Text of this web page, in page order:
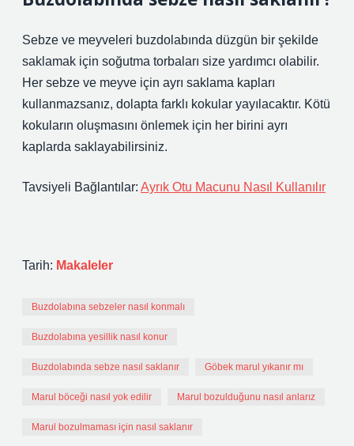
Sebze ve meyveleri buzdolabında düzgün bir şekilde
saklamak için soğutma torbaları size yardımcı olabilir.
Her sebze ve meyve için ayrı saklama kapları
kullanmazsanız, dolapta farklı kokular yayılacaktır. Kötü
kokuların oluşmasını önlemek için her birini ayrı
kaplarda saklayabilirsiniz.
Tavsiyeli Bağlantılar: Ayrık Otu Macunu Nasıl Kullanılır
Tarih: Makaleler
Buzdolabına sebzeler nasıl konmalı
Buzdolabına yesillik nasıl konur
Buzdolabında sebze nasıl saklanır Göbek marul yıkanır mı
Marul böceği nasıl yok edilir Marul bozulduğunu nasıl anlarız
Marul bozulmaması için nasıl saklanır